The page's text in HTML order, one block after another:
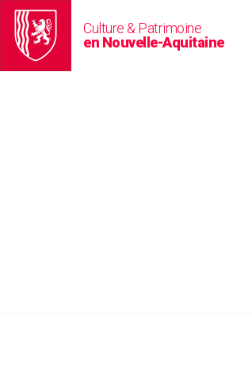
Culture & Patrimoine
en Nouvelle-Aquitaine